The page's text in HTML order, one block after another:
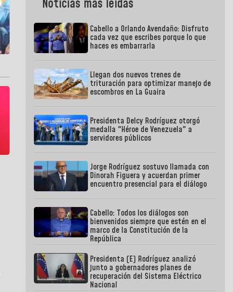
Noticias más leídas
Cabello a Orlando Avendaño: Disfruto
cada vez que escribes porque lo que
haces es embarrarla
Llegan dos nuevos trenes de
trituración para optimizar manejo de
escombros en La Guaira
Presidenta Delcy Rodríguez otorgó
medalla "Héroe de Venezuela" a
servidores públicos
Jorge Rodríguez sostuvo llamada con
Dinorah Figuera y acuerdan primer
encuentro presencial para el diálogo
Cabello: Todos los diálogos son
bienvenidos siempre que estén en el
marco de la Constitución de la
República
Presidenta (E) Rodríguez analizó
junto a gobernadores planes de
recuperación del Sistema Eléctrico
Nacional